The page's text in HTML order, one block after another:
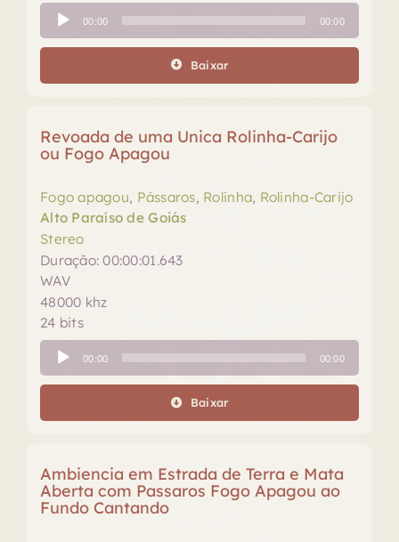
Tocador
de
áudio
00:00 00:00
Baixar
Revoada de uma Unica Rolinha-Carijo
ou Fogo Apagou
Fogo apagou, Pássaros, Rolinha, Rolinha-Carijo
Alto Paraíso de Goiás
Stereo
Duração: 00:00:01.643
WAV
48000 khz
24 bits
Tocador
de
áudio
00:00 00:00
Baixar
Ambiencia em Estrada de Terra e Mata
Aberta com Passaros Fogo Apagou ao
Fundo Cantando